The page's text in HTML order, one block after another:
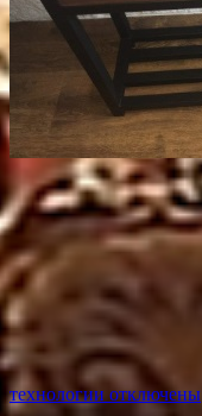
технологии отключены